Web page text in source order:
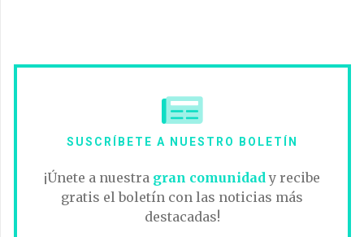
SUSCRÍBETE A NUESTRO BOLETÍN
¡Únete a nuestra gran comunidad y recibe
gratis el boletín con las noticias más
destacadas!